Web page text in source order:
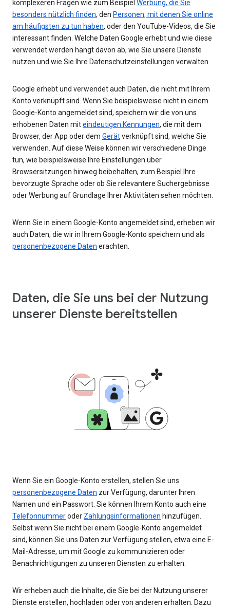
komplexeren Fragen wie zum Beispiel Werbung, die Sie
besonders nützlich finden, den Personen, mit denen Sie online
am häufigsten zu tun haben, oder den YouTube-Videos, die Sie
interessant finden. Welche Daten Google erhebt und wie diese
verwendet werden hängt davon ab, wie Sie unsere Dienste
nutzen und wie Sie Ihre Datenschutzeinstellungen verwalten.
Google erhebt und verwendet auch Daten, die nicht mit Ihrem
Konto verknüpft sind. Wenn Sie beispielsweise nicht in einem
Google-Konto angemeldet sind, speichern wir die von uns
erhobenen Daten miteindeutigen Kennungen, die mit dem
Browser, der App oder dem Gerätverknüpft sind, welche Sie
verwenden. Auf diese Weise können wir verschiedene Dinge
tun, wie beispielsweise Ihre Einstellungen über
Browsersitzungen hinweg beibehalten, zum Beispiel Ihre
bevorzugte Sprache oder ob Sie relevantere Suchergebnisse
oder Werbung auf Grundlage Ihrer Aktivitäten sehen möchten.
Wenn Sie in einem Google-Konto angemeldet sind, erheben wir
auch Daten, die wir in Ihrem Google-Konto speichern und als
personenbezogene Daten erachten.
Daten, die Sie uns bei der Nutzung
unserer Dienste bereitstellen
Wenn Sie ein Google-Konto erstellen, stellen Sie uns
personenbezogene Daten zur Verfügung, darunter Ihren
Namen und ein Passwort. Sie können Ihrem Konto auch eine
Telefonnummeroder Zahlungsinformationen hinzufügen.
Selbst wenn Sie nicht bei einem Google-Konto angemeldet
sind, können Sie uns Daten zur Verfügung stellen, etwa eine E-
Mail-Adresse, um mit Google zu kommunizieren oder
Benachrichtigungen zu unseren Diensten zu erhalten.
Wir erheben auch die Inhalte, die Sie bei der Nutzung unserer
Dienste erstellen, hochladen oder von anderen erhalten. Dazu